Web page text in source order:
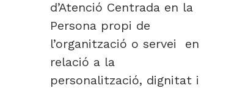
d’Atenció Centrada en la
Persona propi de
l’organització o servei en
relació a la
personalització, dignitat i